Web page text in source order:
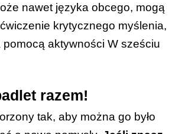
nawet języka obcego, mogą
krytycznego myślenia,
pomocą aktywności W sześciu
razem!
tak, aby można go było